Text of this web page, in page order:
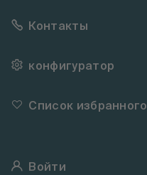
Контакты
конфигуратор
Список избранного
Войти